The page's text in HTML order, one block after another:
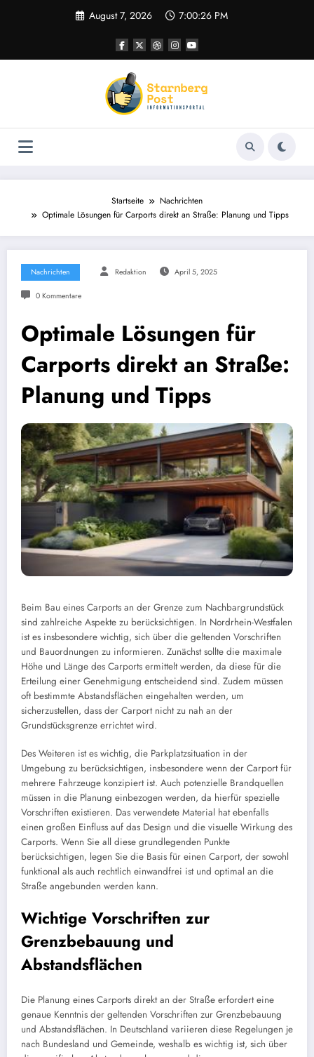
August 7, 2026 7:00:27 PM
Startseite
Nachrichten
Optimale Lösungen für Carports direkt an Straße: Planung und Tipps
Nachrichten Redaktion April 5, 2025
0 Kommentare
Optimale Lösungen für
Carports direkt an Straße:
Planung und Tipps
Beim Bau eines Carports an der Grenze zum Nachbargrundstück
sind zahlreiche Aspekte zu berücksichtigen. In Nordrhein-Westfalen
ist es insbesondere wichtig, sich über die geltenden Vorschriften
und Bauordnungen zu informieren. Zunächst sollte die maximale
Höhe und Länge des Carports ermittelt werden, da diese für die
Erteilung einer Genehmigung entscheidend sind. Zudem müssen
oft bestimmte Abstandsflächen eingehalten werden, um
sicherzustellen, dass der Carport nicht zu nah an der
Grundstücksgrenze errichtet wird.
Des Weiteren ist es wichtig, die Parkplatzsituation in der
Umgebung zu berücksichtigen, insbesondere wenn der Carport für
mehrere Fahrzeuge konzipiert ist. Auch potenzielle Brandquellen
müssen in die Planung einbezogen werden, da hierfür spezielle
Vorschriften existieren. Das verwendete Material hat ebenfalls
einen großen Einfluss auf das Design und die visuelle Wirkung des
Carports. Wenn Sie all diese grundlegenden Punkte
berücksichtigen, legen Sie die Basis für einen Carport, der sowohl
funktional als auch rechtlich einwandfrei ist und optimal an die
Straße angebunden werden kann.
Wichtige Vorschriften zur
Grenzbebauung und
Abstandsflächen
Die Planung eines Carports direkt an der Straße erfordert eine
genaue Kenntnis der geltenden Vorschriften zur Grenzbebauung
und Abstandsflächen. In Deutschland variieren diese Regelungen je
nach Bundesland und Gemeinde, weshalb es wichtig ist, sich über